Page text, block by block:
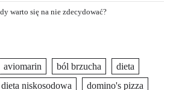
warto się na nie zdecydować?
aviomarin ból brzucha
dieta
dieta niskosodowa
domino's pizza